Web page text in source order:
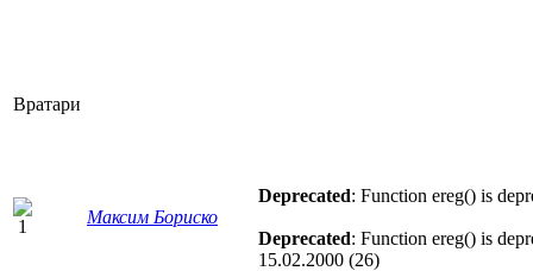
Вратари
Максим Бориско
Deprecated: Function ereg() is
Deprecated: Function ereg() is
15.02.2000 (26)